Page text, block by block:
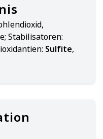
Stabilisatoren:
Sulfite,